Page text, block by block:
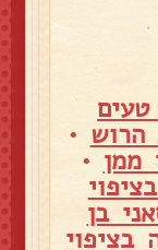
הרוש •
ממן •
בן
בציפוי